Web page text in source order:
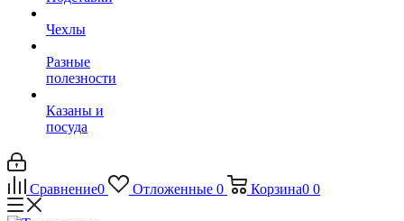
Чехлы
Разные
полезности
Казаны и
посуда
Сравнение0 Отложенные 0 Корзина0 0